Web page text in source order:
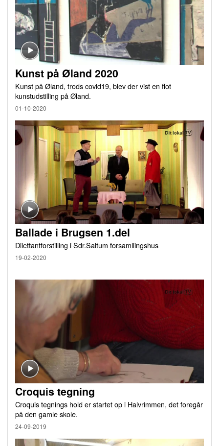
Kunst på Øland 2020
Kunst på Øland, trods covid19, blev der vist en flot
kunstudstilling på Øland.
01-10-2020
Ballade i Brugsen 1.del
Dilettantforstilling i Sdr.Saltum forsamllingshus
19-02-2020
Croquis tegning
Croquis tegnings hold er startet op i Halvrimmen, det foregår
på den gamle skole.
24-09-2019